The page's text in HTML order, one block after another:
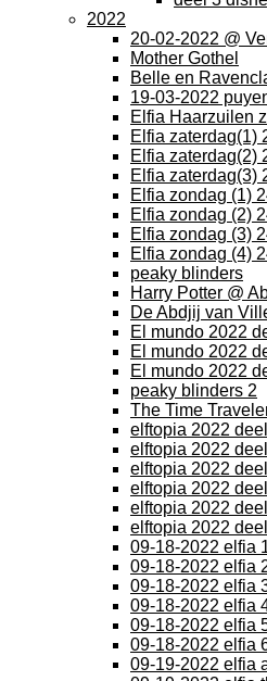
2022
20-02-2022 @
Mother Gothel
Belle en
19-03-2022
Elfia Haarzuilen
Elfia zaterdag(1)
Elfia zaterdag(2)
Elfia zaterdag(3)
Elfia zondag (1)
Elfia zondag (2)
Elfia zondag (3)
Elfia zondag (4)
peaky blinders
Harry Potter @
De Abdjij van
El mundo 2022
El mundo 2022
El mundo 2022
peaky blinders 2
The Time
elftopia 2022
elftopia 2022
elftopia 2022
elftopia 2022
elftopia 2022
elftopia 2022
09-18-2022 elfia
09-18-2022 elfia
09-18-2022 elfia
09-18-2022 elfia
09-18-2022 elfia
09-18-2022 elfia
09-19-2022 elfia